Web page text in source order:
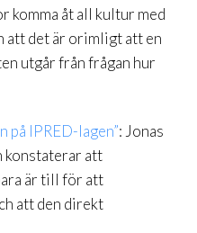
komma åt all kultur med
att det är orimligt att en
utgår från frågan hur
på IPRED-lagen”: Jonas
konstaterar att
är till för att
att den direkt